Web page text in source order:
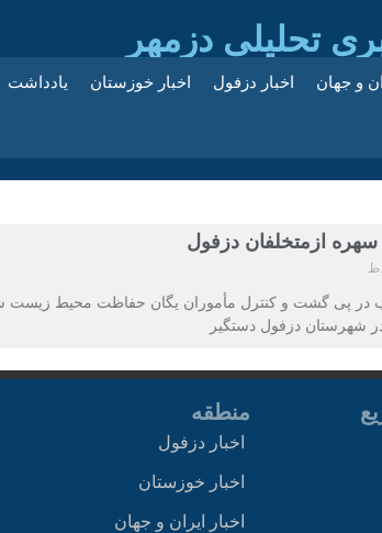
تحلیلی دزمهر
و جهان اخبار دزفول اخبار خوزستان یادداشت
شهرستان دزفول دستگیر
منطقه
اخبار دزفول
اخبار خوزستان
اخبار ایران و جهان